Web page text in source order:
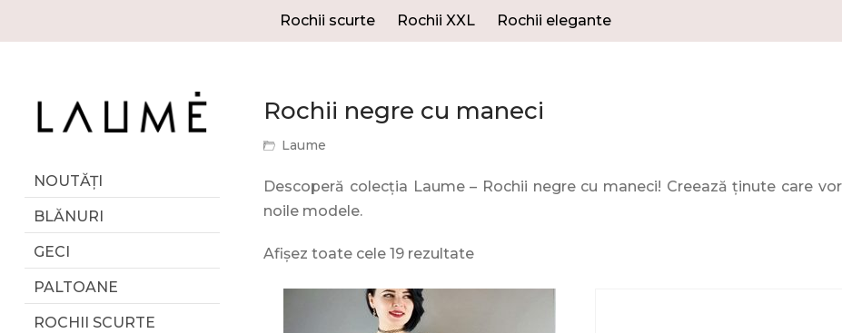
Rochii scurte Rochii XXL Rochii elegante
NOUTĂȚI
BLĂNURI
GECI
PALTOANE
ROCHII SCURTE
Rochii negre cu maneci
Laume
Descoperă colecția Laume – Rochii negre cu maneci! Creează ținute care
noile modele.
Afișez toate cele 19 rezultate